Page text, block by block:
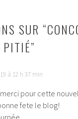
SUR “
PITIÉ”
à 12 h 37 min
pour cette
fete le blog!